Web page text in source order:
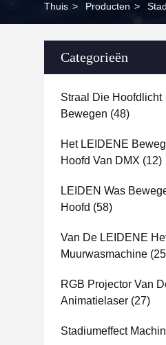
Thuis > Producten >
Categorieën
Straal Die Hoofdlicht
Bewegen (48)
Het LEIDENE
Hoofd Van DMX (12)
LEIDEN Was
Hoofd (58)
Van De LEIDENE
Muurwasmachine
RGB Projector Van
Animatielaser (27)
Stadiumeffect